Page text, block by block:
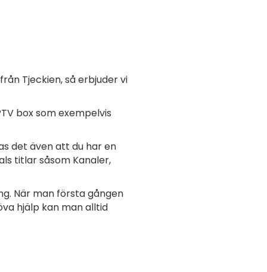
Tjeckien, så erbjuder vi
box som exempelvis
det även att du har en
titlar såsom Kanaler,
När man första gången
hjälp kan man alltid